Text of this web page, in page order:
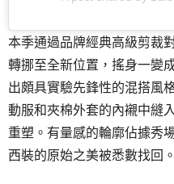
本季通過品牌經典高級剪裁
轉挪至全新位置，搖身一變
出頗具實驗先鋒性的混搭風
動服和夾棉外套的內襯中縫
重塑。有量感的輪廓佔據秀
西裝的原始之美被悉數找回。